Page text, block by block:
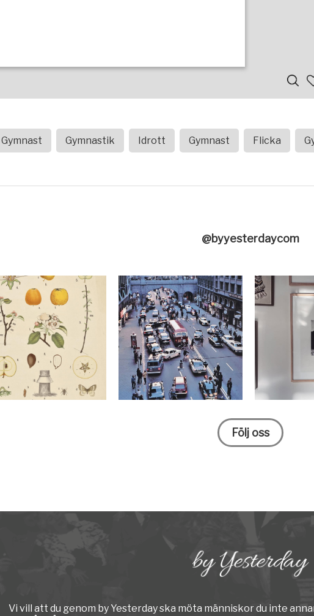
Gymnast Gymnastik Idrott Gymnast Flicka
@byyesterdaycom
Följ oss
Vi vill att du genom by Yesterday ska möta människor du inte